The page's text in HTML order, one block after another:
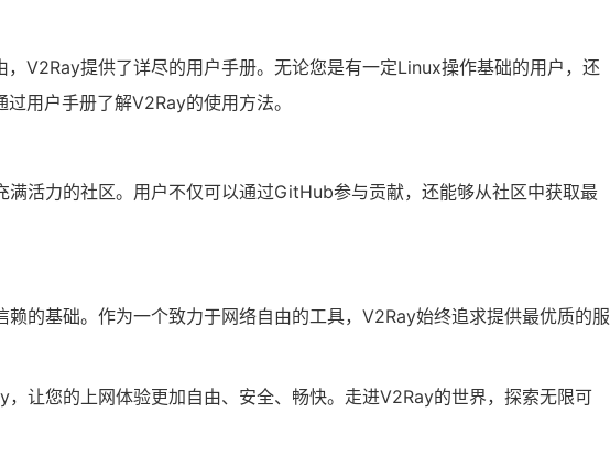
，V2Ray提供了详尽的用户手册。无论您是有一定Linux操作基础的用户，还
用户手册了解V2Ray的使用方法。
满活力的社区。用户不仅可以通过GitHub参与贡献，还能够从社区中获取最
的基础。作为一个致力于网络自由的工具，V2Ray始终追求提供最优质的服
让您的上网体验更加自由、安全、畅快。走进V2Ray的世界，探索无限可